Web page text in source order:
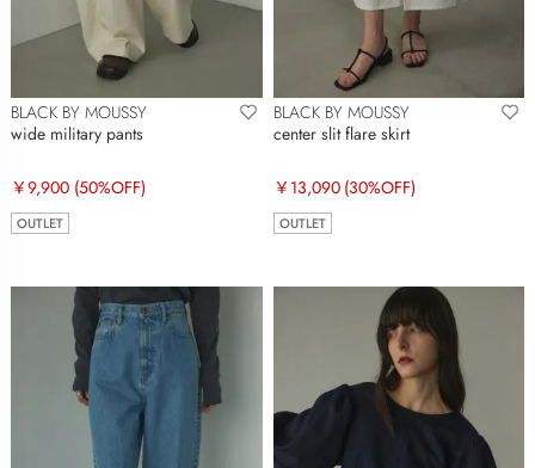
BLACK BY MOUSSY
wide military pants
￥9,900 (50%OFF)
OUTLET
BLACK BY MOUSSY
center slit flare skirt
￥13,090 (30%OFF)
OUTLET